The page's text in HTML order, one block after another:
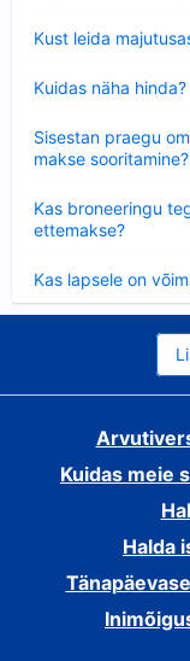
Kust leida
Kuidas näha hinda?
Sisestan praegu
makse sooritamine?
Kas broneeringu
ettemakse?
Kas lapsele on
Kuidas meie
Halda